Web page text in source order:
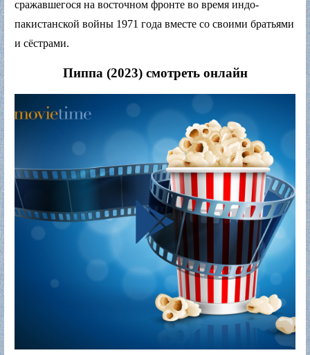
сражавшегося на восточном фронте во время индо-
пакистанской войны 1971 года вместе со своими братьями
и сёстрами.
Пиппа (2023) смотреть онлайн